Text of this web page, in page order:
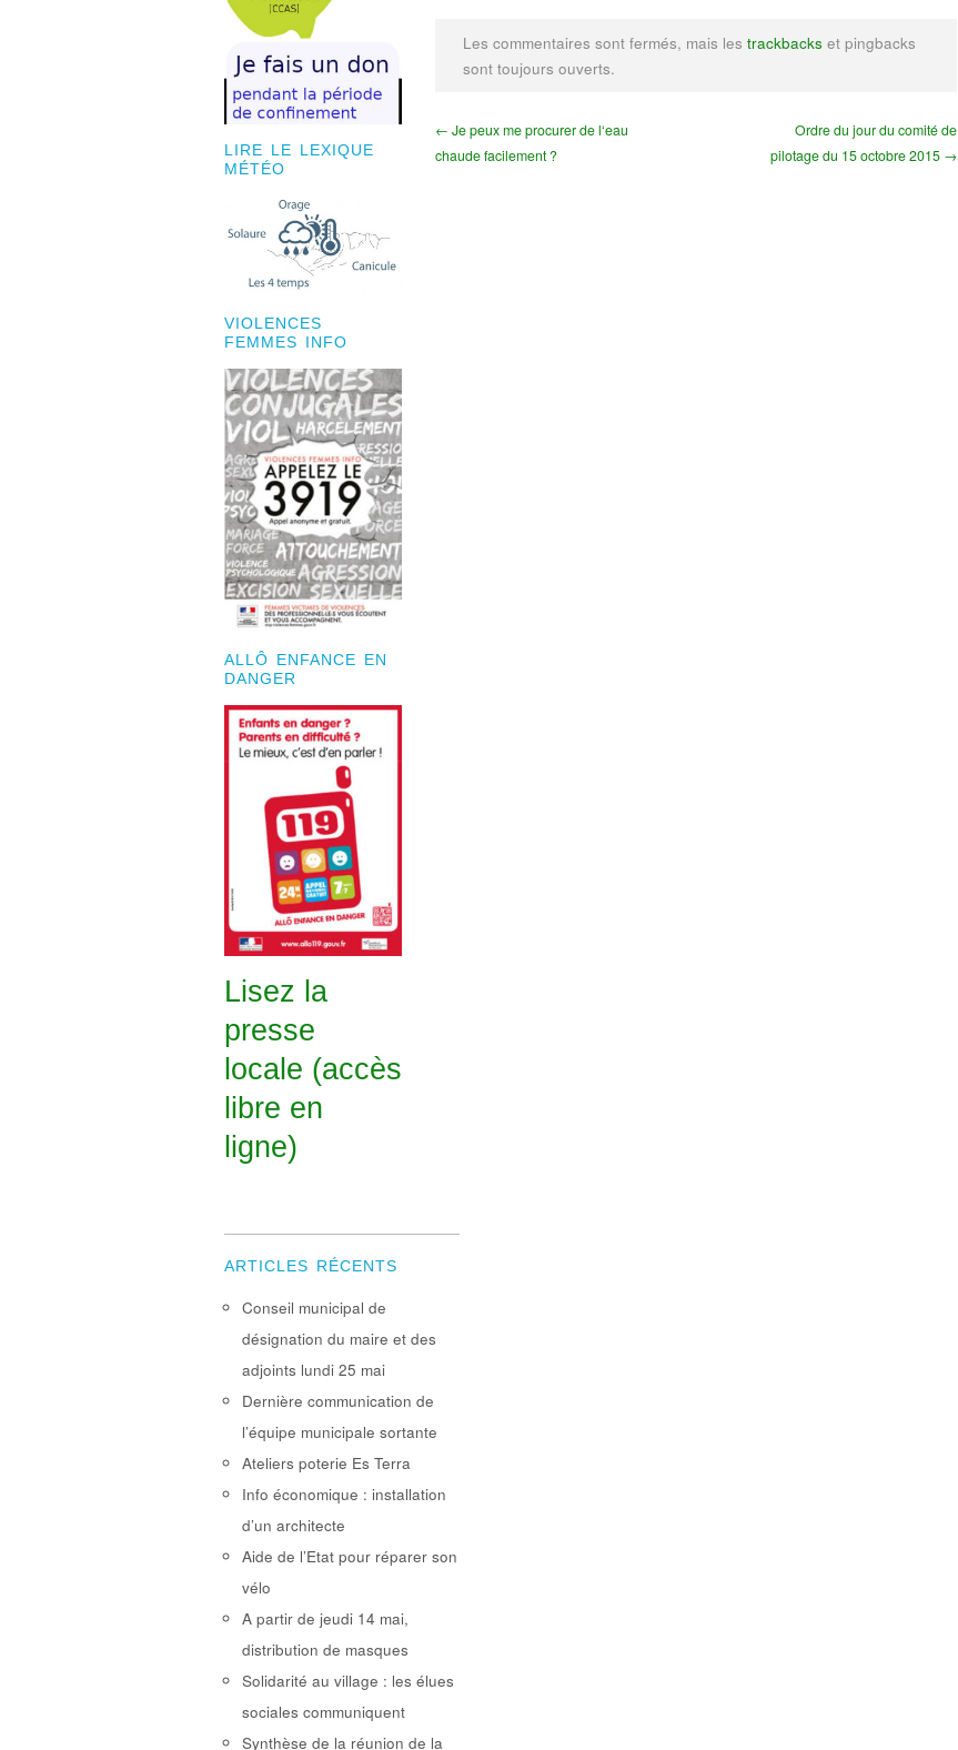
LIRE LE LEXIQUE
MÉTÉO
VIOLENCES
FEMMES INFO
ALLÔ ENFANCE EN
DANGER
Lisez la
presse
locale (accès
libre en
ligne)
Les commentaires sont fermés, mais les trackbacks et pingbacks
sont toujours ouverts.
← Je peux me procurer de l‘eau
chaude facilement ?
Ordre du jour du comité de
pilotage du 15 octobre 2015 →
ARTICLES RÉCENTS
Conseil municipal de
désignation du maire et des
adjoints lundi 25 mai
Dernière communication de
l’équipe municipale sortante
Ateliers poterie Es Terra
Info économique : installation
d’un architecte
Aide de l’Etat pour réparer son
vélo
A partir de jeudi 14 mai,
distribution de masques
Solidarité au village : les élues
sociales communiquent
Synthèse de la réunion de la